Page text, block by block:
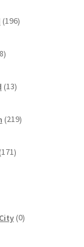
196izdelkov
izdelkov
13izdelkov
219izdelkov
171izdelkov
0izdelkov